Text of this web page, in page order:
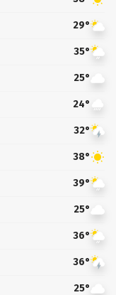
29°
35°
25°
24°
32°
38°
39°
25°
36°
36°
25°